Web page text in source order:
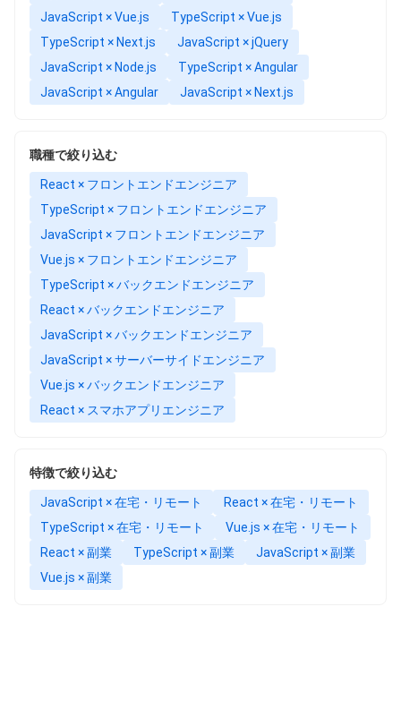
JavaScript × Vue.js
TypeScript × Vue.js
TypeScript × Next.js
JavaScript × jQuery
JavaScript × Node.js
TypeScript × Angular
JavaScript × Angular
JavaScript × Next.js
職種で絞り込む
React × フロントエンドエンジニア
TypeScript × フロントエンドエンジニア
JavaScript × フロントエンドエンジニア
Vue.js × フロントエンドエンジニア
TypeScript × バックエンドエンジニア
React × バックエンドエンジニア
JavaScript × バックエンドエンジニア
JavaScript × サーバーサイドエンジニア
Vue.js × バックエンドエンジニア
React × スマホアプリエンジニア
特徴で絞り込む
JavaScript × 在宅・リモート
React × 在宅・リモート
TypeScript × 在宅・リモート
Vue.js × 在宅・リモート
React × 副業
TypeScript × 副業
JavaScript × 副業
Vue.js × 副業